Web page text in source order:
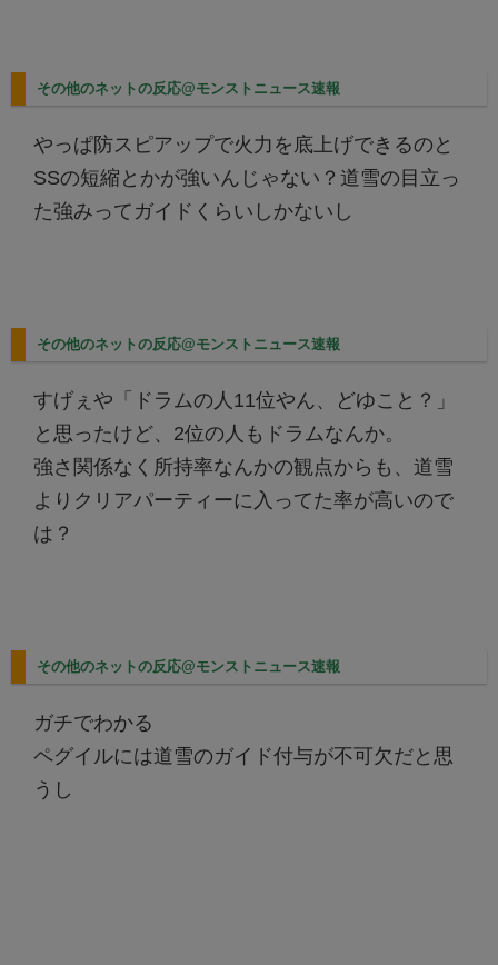
その他のネットの反応@モンストニュース速報
やっぱ防スピアップで火力を底上げできるのと
SSの短縮とかが強いんじゃない？道雪の目立っ
た強みってガイドくらいしかないし
その他のネットの反応@モンストニュース速報
すげぇや「ドラムの人11位やん、どゆこと？」
と思ったけど、2位の人もドラムなんか。
強さ関係なく所持率なんかの観点からも、道雪
よりクリアパーティーに入ってた率が高いので
は？
その他のネットの反応@モンストニュース速報
ガチでわかる
ペグイルには道雪のガイド付与が不可欠だと思
うし